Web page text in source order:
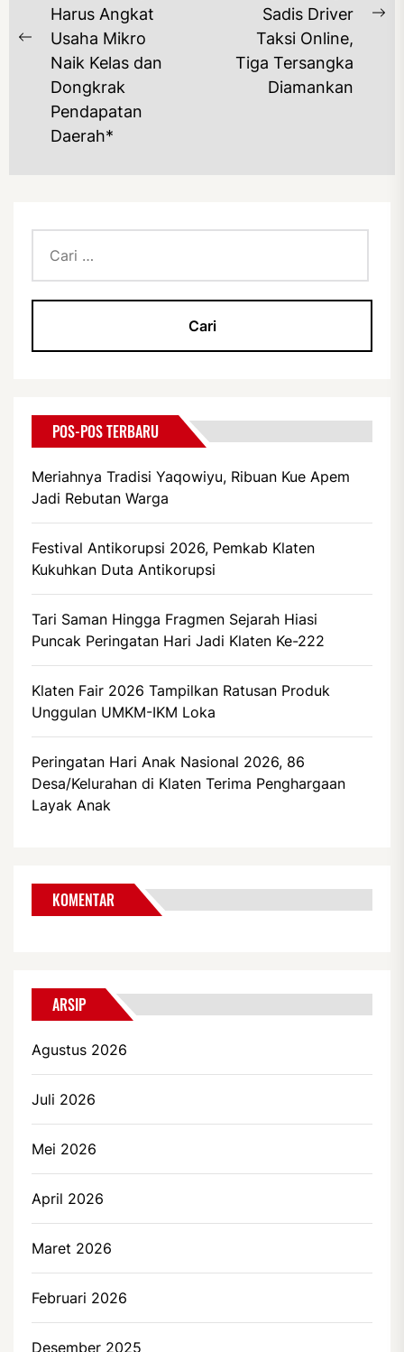
Previous
post:
Harus Angkat
Usaha Mikro
Naik Kelas dan
Dongkrak
Pendapatan
Daerah*
Sadis Driver
Taksi Online,
Tiga Tersangka
Diamankan
untuk:
POS-POS TERBARU
Meriahnya Tradisi Yaqowiyu, Ribuan Kue Apem
Jadi Rebutan Warga
Festival Antikorupsi 2026, Pemkab Klaten
Kukuhkan Duta Antikorupsi
Tari Saman Hingga Fragmen Sejarah Hiasi
Puncak Peringatan Hari Jadi Klaten Ke-222
Klaten Fair 2026 Tampilkan Ratusan Produk
Unggulan UMKM-IKM Loka
Peringatan Hari Anak Nasional 2026, 86
Desa/Kelurahan di Klaten Terima Penghargaan
Layak Anak
KOMENTAR
ARSIP
Agustus 2026
Juli 2026
Mei 2026
April 2026
Maret 2026
Februari 2026
Desember 2025